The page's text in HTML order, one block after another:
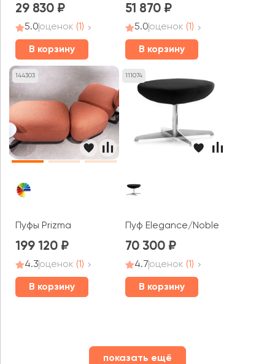
29 830
5.0оценок (1)
В корзину
51 870
5.0оценок (1)
В корзину
144303
Пуфы Prizma
199 120
4.3оценок (1)
В корзину
111074
Пуф Elegance/Noble
70 300
4.7оценок (1)
В корзину
показать ещё